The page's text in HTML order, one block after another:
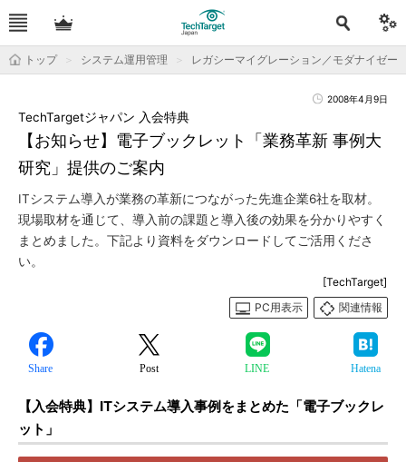
トップ システム運用管理 レガシーマイグレーション／モダナイゼー
2008年4月9日
【お知らせ】電子ブックレット「業務革新 事例大
研究」提供のご案内
TechTargetジャパン 入会特典
ITシステム導入が業務の革新につながった先進企業6社を取材。
現場取材を通じて、導入前の課題と導入後の効果を分かりやすく
まとめました。下記より資料をダウンロードしてご活用くださ
い。
[TechTarget]
PC用表示
関連情報
Share Post LINE Hatena
【入会特典】ITシステム導入事例をまとめた「電子ブックレ
ット」